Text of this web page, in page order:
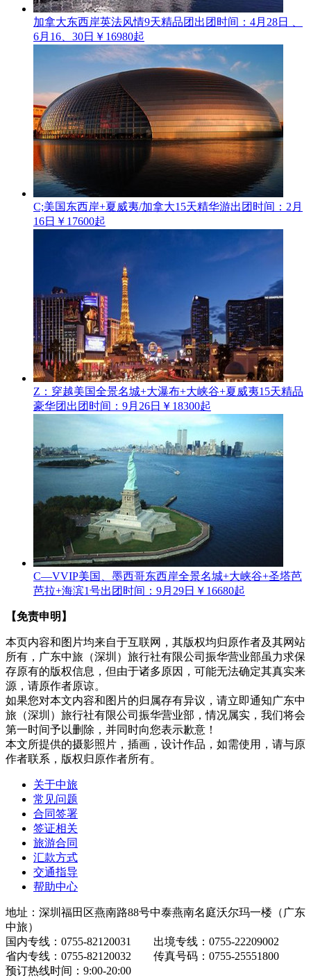
加拿大东西岸英法风情9天精品团 出团时间：4月28日 、
6月16、30日 ￥16980起
C;美国东西岸+夏威夷/加拿大15天精华游出团时间：2月
16日 ￥17600起
Z：穿越美国全景名城+大瀑布+大峡谷+夏威夷15天精品
豪华团 出团时间：9月26日 ￥18300起
C—VVIP美国、墨西哥东西岸全景名城+大峡谷+圣塔芭
芭拉+海滨1号出团时间：9月29日 ￥16680起
【免责申明】
本页内容和图片均来自于互联网，其版权均归原作者及其网站
所有，广东中旅（深圳）旅行社有限公司振华营业部虽力求保
存原有的版权信息，但由于诸多原因，可能无法确定其真实来
源，请原作者原谅。
如果您对本文内容和图片的归属存有异议，请立即通知广东中
旅（深圳）旅行社有限公司振华营业部，情况属实，我们将会
第一时间予以删除，并同时向您表示歉意！
本文所提供的摄影照片，插画，设计作品，如需使用，请与原
作者联系，版权归原作者所有。
关于中旅
常见问题
合同签署
签证相关
旅游合同
汇款方式
交通指导
帮助中心
地址：深圳福田区燕南路88号中泰燕南名庭沃尔玛一楼（广东
中旅）
国内专线：0755-82120031 出境专线：0755-22209002
省内专线：0755-82120032 传真号码：0755-25551800
预订热线时间：9:00-20:00